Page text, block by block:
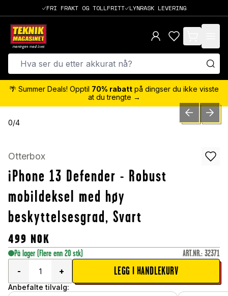
FRI FRAKT OG TOLLFRITT LYNRASK LEVERING
items in cart,
🌴 Summer Deals! Opptil 70% rabatt på dingser du ikke visste
at du trengte →
0/4 PREVIOUSNEXT
Otterbox
iPhone 13 Defender - Robust
mobildeksel med høy
beskyttelsesgrad, Svart
499 NOK
På lager (Flere enn 20 stk) ART.NR.: 32371
-
+ LEGG I HANDLEKURV
Anbefalte tilvalg: